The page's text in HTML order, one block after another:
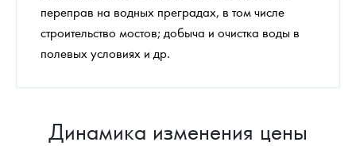
переправ на водных преградах, в том числе
строительство мостов; добыча и очистка воды в
полевых условиях и др.
Динамика изменения цены